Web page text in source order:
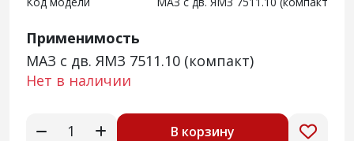
Применимость
МАЗ с дв. ЯМЗ 7511.10 (компакт)
Нет в наличии
В корзину